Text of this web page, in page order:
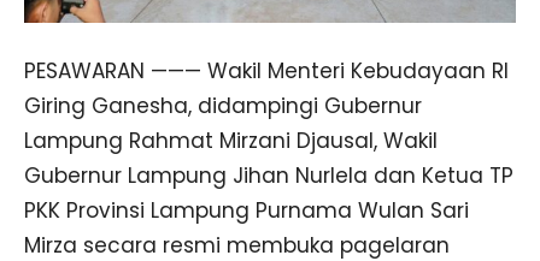
PESAWARAN ——— Wakil Menteri Kebudayaan RI
Giring Ganesha, didampingi Gubernur
Lampung Rahmat Mirzani Djausal, Wakil
Gubernur Lampung Jihan Nurlela dan Ketua TP
PKK Provinsi Lampung Purnama Wulan Sari
Mirza secara resmi membuka pagelaran